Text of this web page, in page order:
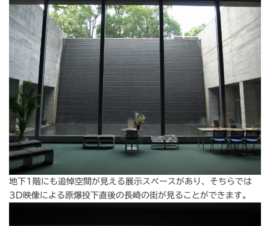
地下1階にも追悼空間が見える展示スペースがあり、そちらでは
3D映像による原爆投下直後の長崎の街が見ることができます。